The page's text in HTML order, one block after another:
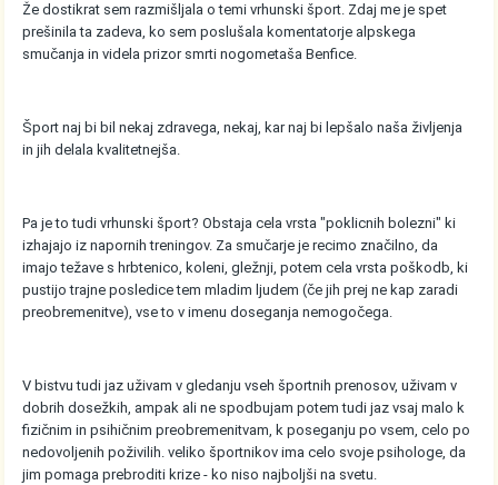
Že dostikrat sem razmišljala o temi vrhunski šport. Zdaj me je spet
prešinila ta zadeva, ko sem poslušala komentatorje alpskega
smučanja in videla prizor smrti nogometaša Benfice.
Šport naj bi bil nekaj zdravega, nekaj, kar naj bi lepšalo naša življenja
in jih delala kvalitetnejša.
Pa je to tudi vrhunski šport? Obstaja cela vrsta "poklicnih bolezni" ki
izhajajo iz napornih treningov. Za smučarje je recimo značilno, da
imajo težave s hrbtenico, koleni, gležnji, potem cela vrsta poškodb, ki
pustijo trajne posledice tem mladim ljudem (če jih prej ne kap zaradi
preobremenitve), vse to v imenu doseganja nemogočega.
V bistvu tudi jaz uživam v gledanju vseh športnih prenosov, uživam v
dobrih dosežkih, ampak ali ne spodbujam potem tudi jaz vsaj malo k
fizičnim in psihičnim preobremenitvam, k poseganju po vsem, celo po
nedovoljenih poživilih. veliko športnikov ima celo svoje psihologe, da
jim pomaga prebroditi krize - ko niso najboljši na svetu.